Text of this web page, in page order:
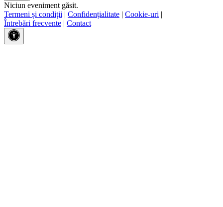
Niciun eveniment găsit.
Termeni și condiții | Confidențialitate | Cookie-uri |
Întrebări frecvente | Contact